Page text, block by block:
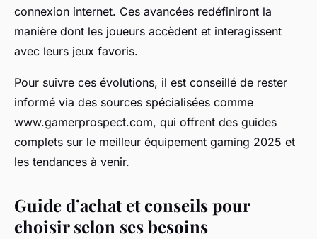
connexion internet. Ces avancées redéfiniront la
manière dont les joueurs accèdent et interagissent
avec leurs jeux favoris.
Pour suivre ces évolutions, il est conseillé de rester
informé via des sources spécialisées comme
www.gamerprospect.com, qui offrent des guides
complets sur le meilleur équipement gaming 2025 et
les tendances à venir.
Guide d’achat et conseils pour
choisir selon ses besoins